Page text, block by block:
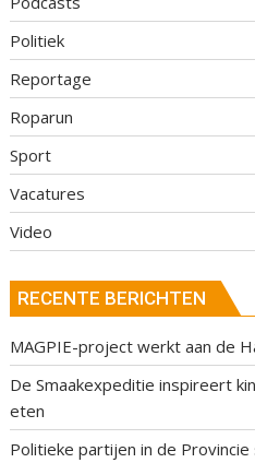
Politiek
Reportage
Roparun
Sport
Vacatures
Video
RECENTE BERICHTEN
MAGPIE-project werkt aan de
De Smaakexpeditie inspireert
eten
Politieke partijen in de